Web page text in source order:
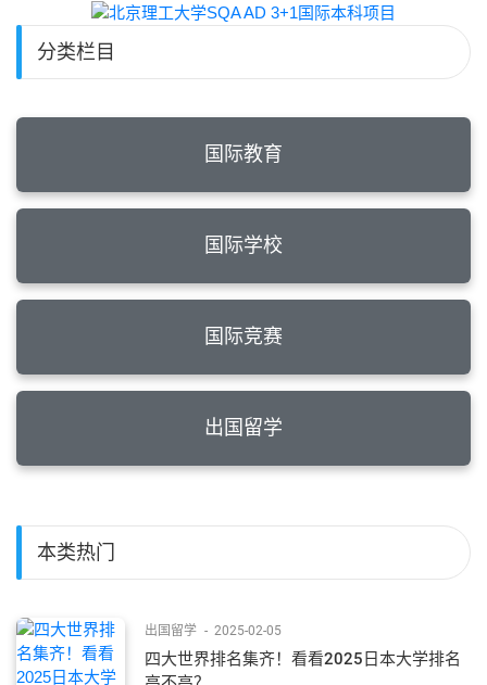
分类栏目
国际教育
国际学校
国际竞赛
出国留学
本类热门
出国留学 - 2025-02-05
四大世界排名集齐！看看2025日本大学排名